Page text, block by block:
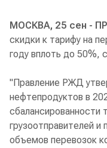
МОСКВА, 25 сен -
скидки к тарифу на
году вплоть до 50%,
"Правление РЖД
нефтепродуктов в
сбалансированности
грузоотправителей и
объемов перевозок